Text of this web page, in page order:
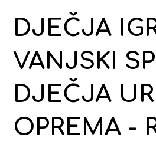
DJEČJA
VANJSKI
DJEČJA
OPREMA -